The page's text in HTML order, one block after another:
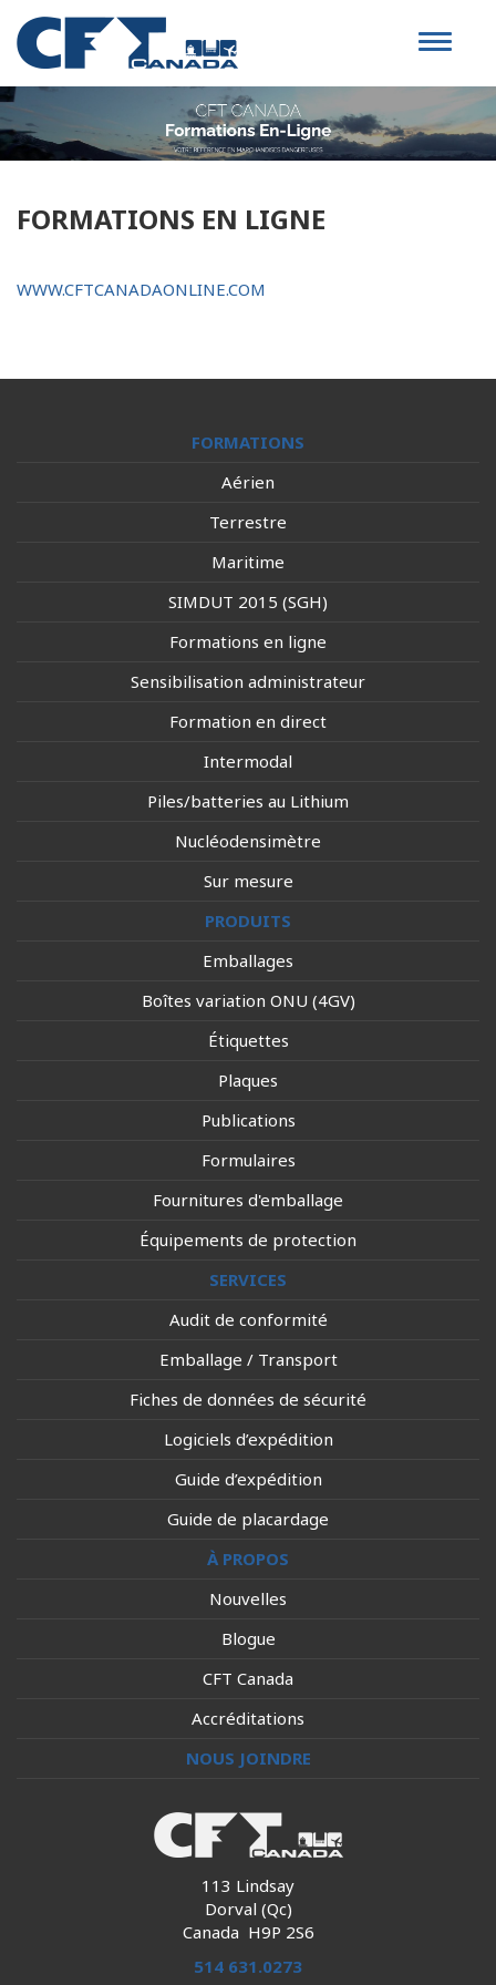
Toggle
FORMATIONS EN LIGNE
WWW.CFTCANADAONLINE.COM
FORMATIONS
Aérien
Terrestre
Maritime
SIMDUT 2015 (SGH)
Formations en ligne
Sensibilisation administrateur
Formation en direct
Intermodal
Piles/batteries au Lithium
Nucléodensimètre
Sur mesure
PRODUITS
Emballages
Boîtes variation ONU (4GV)
Étiquettes
Plaques
Publications
Formulaires
Fournitures d'emballage
Équipements de protection
SERVICES
Audit de conformité
Emballage / Transport
Fiches de données de sécurité
Logiciels d’expédition
Guide d’expédition
Guide de placardage
À PROPOS
Nouvelles
Blogue
CFT Canada
Accréditations
NOUS JOINDRE
113 Lindsay
Dorval (Qc)
Canada H9P 2S6
514 631.0273